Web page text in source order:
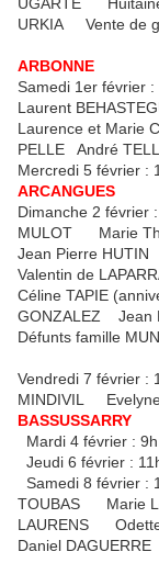
URKIA Vente de
ARBONNE
Samedi 1er février
Laurent
Laurence et
PELLE André
Mercredi 5 février :
ARCANGUES
Dimanche 2
MULOT Marie
Jean Pierre
Valentin de
Céline TAPIE
GONZALEZ Jean
Défunts famille
Vente de
Vendredi 7 février :
MINDIVIL
BASSUSSARRY
Mardi 4 février :
Jeudi 6 février :
Samedi 8 février
TOUBAS Marie
LAURENS
Daniel DAGUERRE